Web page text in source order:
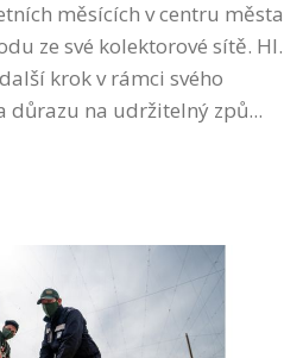
měsících v centru města
ze své kolektorové sítě. Hl.
krok v rámci svého
důrazu na udržitelný způ...